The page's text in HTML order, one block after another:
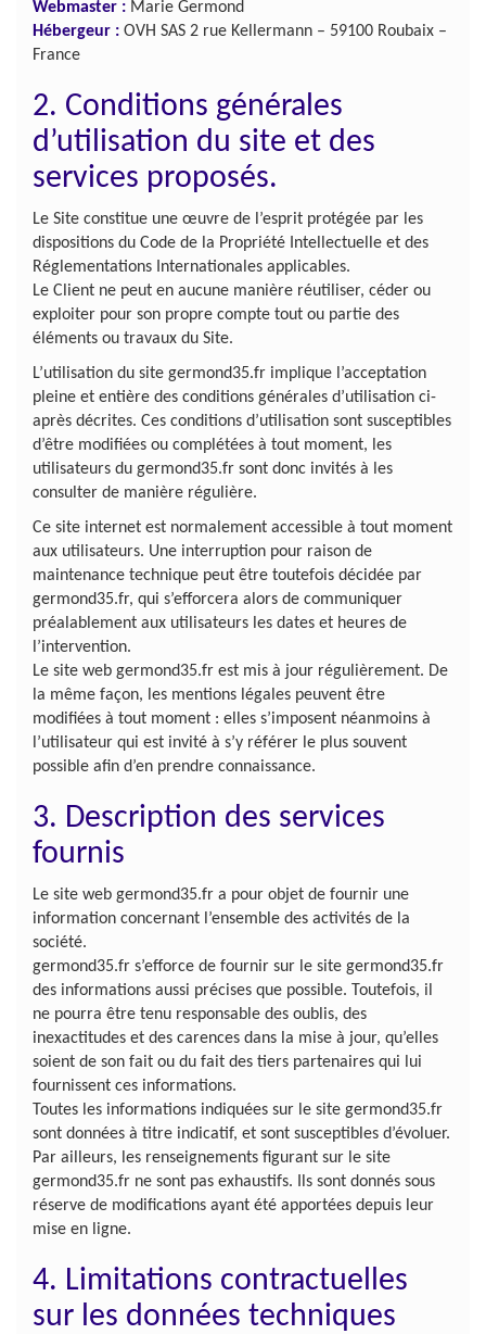
Webmaster : Marie Germond
Hébergeur : OVH SAS 2 rue Kellermann – 59100 Roubaix –
France
2. Conditions générales
d’utilisation du site et des
services proposés.
Le Site constitue une œuvre de l’esprit protégée par les
dispositions du Code de la Propriété Intellectuelle et des
Réglementations Internationales applicables.
Le Client ne peut en aucune manière réutiliser, céder ou
exploiter pour son propre compte tout ou partie des
éléments ou travaux du Site.
L’utilisation du site germond35.fr implique l’acceptation
pleine et entière des conditions générales d’utilisation ci-
après décrites. Ces conditions d’utilisation sont susceptibles
d’être modifiées ou complétées à tout moment, les
utilisateurs du germond35.fr sont donc invités à les
consulter de manière régulière.
Ce site internet est normalement accessible à tout moment
aux utilisateurs. Une interruption pour raison de
maintenance technique peut être toutefois décidée par
germond35.fr, qui s’efforcera alors de communiquer
préalablement aux utilisateurs les dates et heures de
l’intervention.
Le site web germond35.fr est mis à jour régulièrement. De
la même façon, les mentions légales peuvent être
modifiées à tout moment : elles s’imposent néanmoins à
l’utilisateur qui est invité à s’y référer le plus souvent
possible afin d’en prendre connaissance.
3. Description des services
fournis
Le site web germond35.fr a pour objet de fournir une
information concernant l’ensemble des activités de la
société.
germond35.fr s’efforce de fournir sur le site germond35.fr
des informations aussi précises que possible. Toutefois, il
ne pourra être tenu responsable des oublis, des
inexactitudes et des carences dans la mise à jour, qu’elles
soient de son fait ou du fait des tiers partenaires qui lui
fournissent ces informations.
Toutes les informations indiquées sur le site germond35.fr
sont données à titre indicatif, et sont susceptibles d’évoluer.
Par ailleurs, les renseignements figurant sur le site
germond35.fr ne sont pas exhaustifs. Ils sont donnés sous
réserve de modifications ayant été apportées depuis leur
mise en ligne.
4. Limitations contractuelles
sur les données techniques